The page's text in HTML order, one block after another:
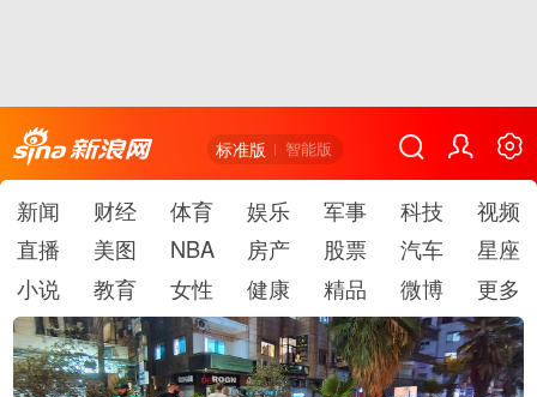
标准版 智能版
新闻 财经 体育 娱乐 军事 科技
视频
直播
美图 NBA 房产 股票 汽车
星座
小说
教育 女性 健康 精品 微博 更多